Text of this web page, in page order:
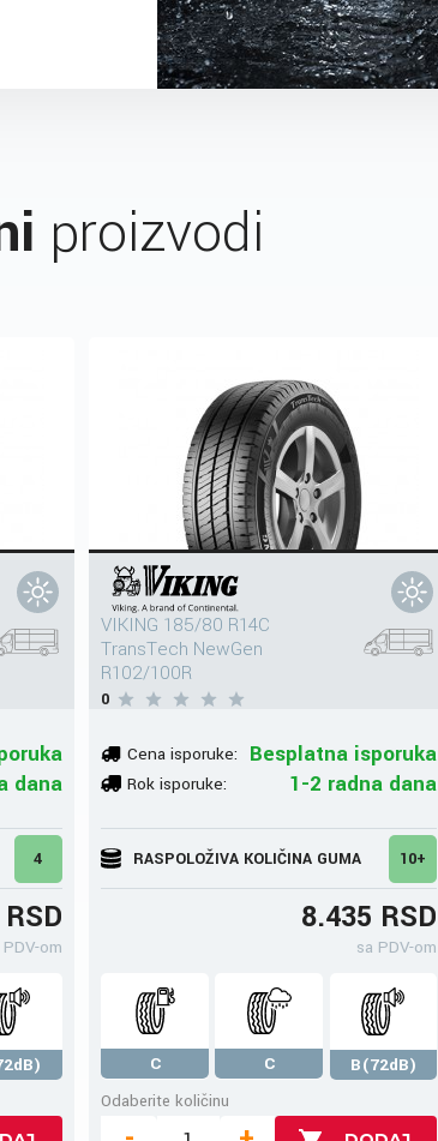
proizvodi
dana
4
om
VIKING 185/80 R14C
TransTech NewGen
R102/100R
0
Cena isporuke: Besplatna isporuka
Rok isporuke: 1-2 radna dana
RASPOLOŽIVA KOLIČINA GUMA 10+
8.435 RSD
sa PDV-om
C C
B(72dB)
Odaberite količinu